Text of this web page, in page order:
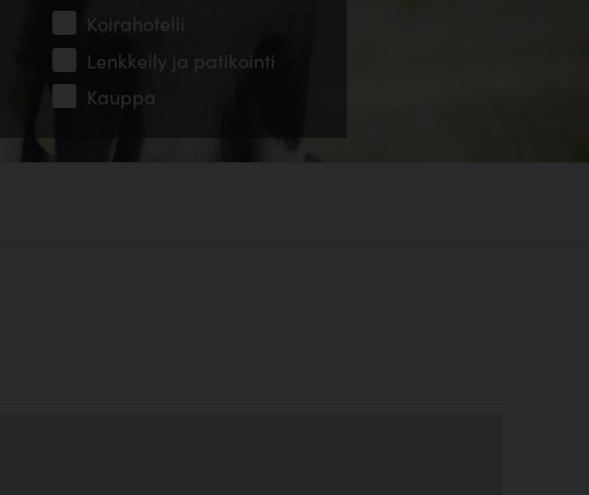
Koirahotelli
Lenkkeily ja patikointi
Kauppa